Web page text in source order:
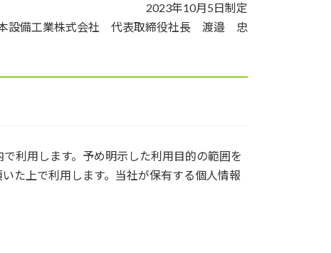
2023年10月5日制定
設備工業株式会社 代表取締役社長 渡邉 忠
利用します。予め明示した利用目的の範囲を
た上で利用します。当社が保有する個人情報